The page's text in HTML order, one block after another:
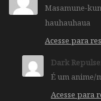
Masamune-
hauhauhaua
Acesse para
Dark
É um anime/
Acesse para